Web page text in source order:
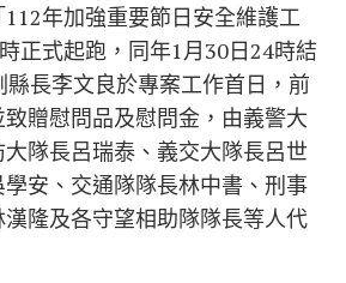
年加強重要節日安全維護工
正式起跑，同年1月30日24時結
長李文良於專案工作首日，前
贈慰問品及慰問金，由義警大
隊長呂瑞泰、義交大隊長呂世
安、交通隊隊長林中書、刑事
隆及各守望相助隊隊長等人代